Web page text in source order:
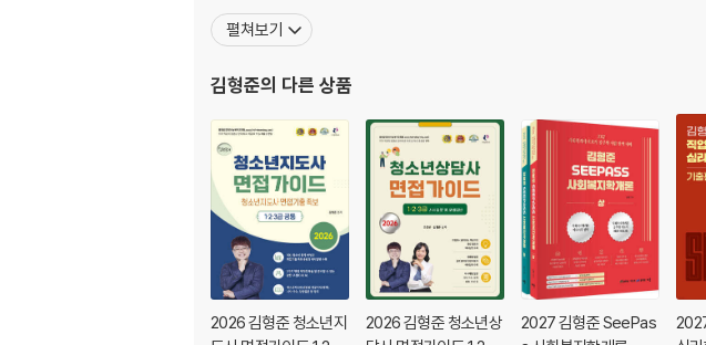
제2과목. 상담연구방법론의 기초 128
제3과목. 심리측정 평가의 활용 136
제 2교시 (선택)
제2과목 집단상담 150
제3과목 가족상담 158
2022
제 1교시 (필수)
제1과목. 청소년 상담의 이론과 실제 168
제2과목. 상담연구방법론의 기초 176
제3과목. 심리측정 평가의 활용 183
제4과목. 이상심리 190
제 2교시 (선택)
펼쳐보기
김형준의 다른 상품
2026 김형준 청소년지
2026 김형준 청소년상
2027 김형준 SeePas